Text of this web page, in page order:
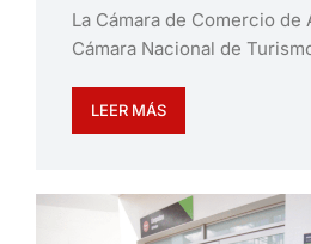
La Cámara de Comercio de
Cámara Nacional de
LEER MÁS